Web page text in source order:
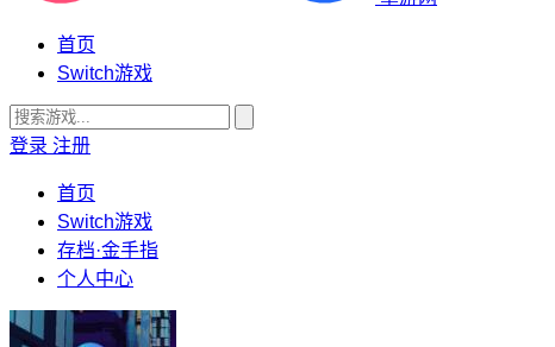
首页
Switch游戏
登录 注册
首页
Switch游戏
存档·金手指
个人中心